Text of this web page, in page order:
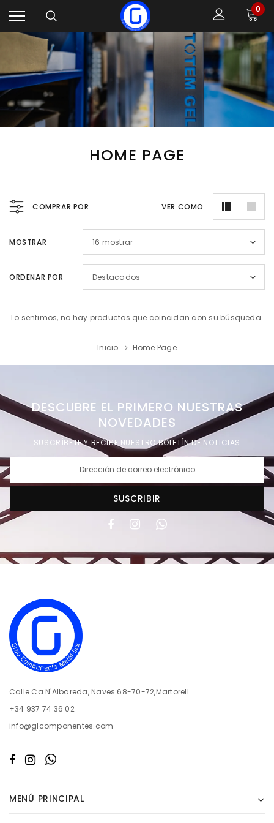
0
HOME PAGE
COMPRAR POR VER COMO
MOSTRAR 16 mostrar
ORDENAR POR Destacados
Lo sentimos, no hay productos que coincidan con su búsqueda.
Inicio Home Page
DESCUBRE EL PRIMERO NUESTRAS
NOVEDADES
SUSCRÍBETE Y RECIBE NUESTRO BOLETÍN DE NOTICIAS
Calle Ca N'Albareda, Naves 68-70-72,Martorell
+34 937 74 36 02
info@glcomponentes.com
MENÚ PRINCIPAL